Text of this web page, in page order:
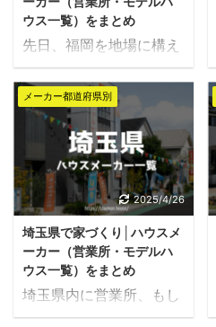
が一般的ですので、なる
べくご自宅の近くに営業
所があるハウスメーカー
大手ハウスメーカーの場
合は、県内に数多くのモ
デルハウスを構えていま
すので、住宅展示場に初
めて訪れる予定の方はご
自宅に近い展示場から訪
れてみるとよいでしょ
う。 希望施工エリアに対
応した住宅メーカー・ ...
ウス一覧）をまとめ
先日、福岡を地場に構え
る住宅メーカーさんの取
材で博多へ行ってきまし
た。 地場の住宅メーカー
は大手ハウスメーカーと
違い、丁寧に家づくりを
することで口コミでの評
判を上げており、人との
つながりをとても大切に
している印象を強く受け
ました。 とあるご家族さ
まが友人にその工務店を
紹介したのがきっかけ
メーカー都道府県別
2025/4/26
埼玉県で家づくり│ハウスメ
ーカー（営業所・モデルハ
ウス一覧）をまとめ
埼玉県内に営業所、もし
くはモデルハウスがある